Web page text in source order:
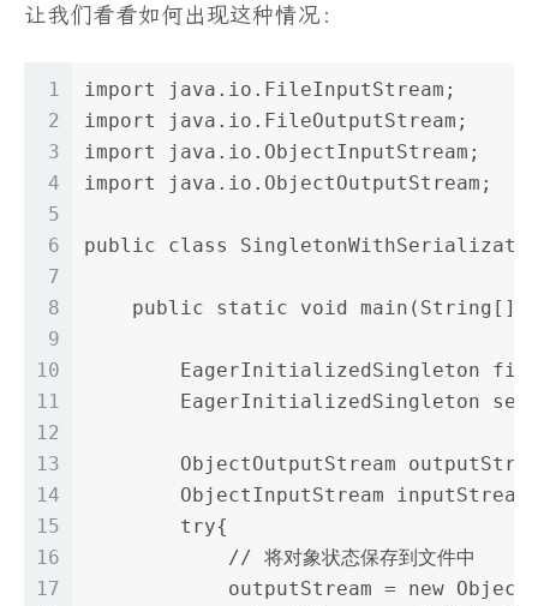
让我们看看如何出现这种情况：
1
2
3
4
5
6
7
8
9
10
11
12
13
14
15
16
17
import java.io.FileInputStream;
import java.io.FileOutputStream;
import java.io.ObjectInputStream;
import java.io.ObjectOutputStream;
public class
public static void main(String[]
EagerInitializedSingleton
EagerInitializedSingleton
ObjectOutputStream
ObjectInputStream inputStream
        try{
            // 将对象状态保存到文件中
outputStream = new